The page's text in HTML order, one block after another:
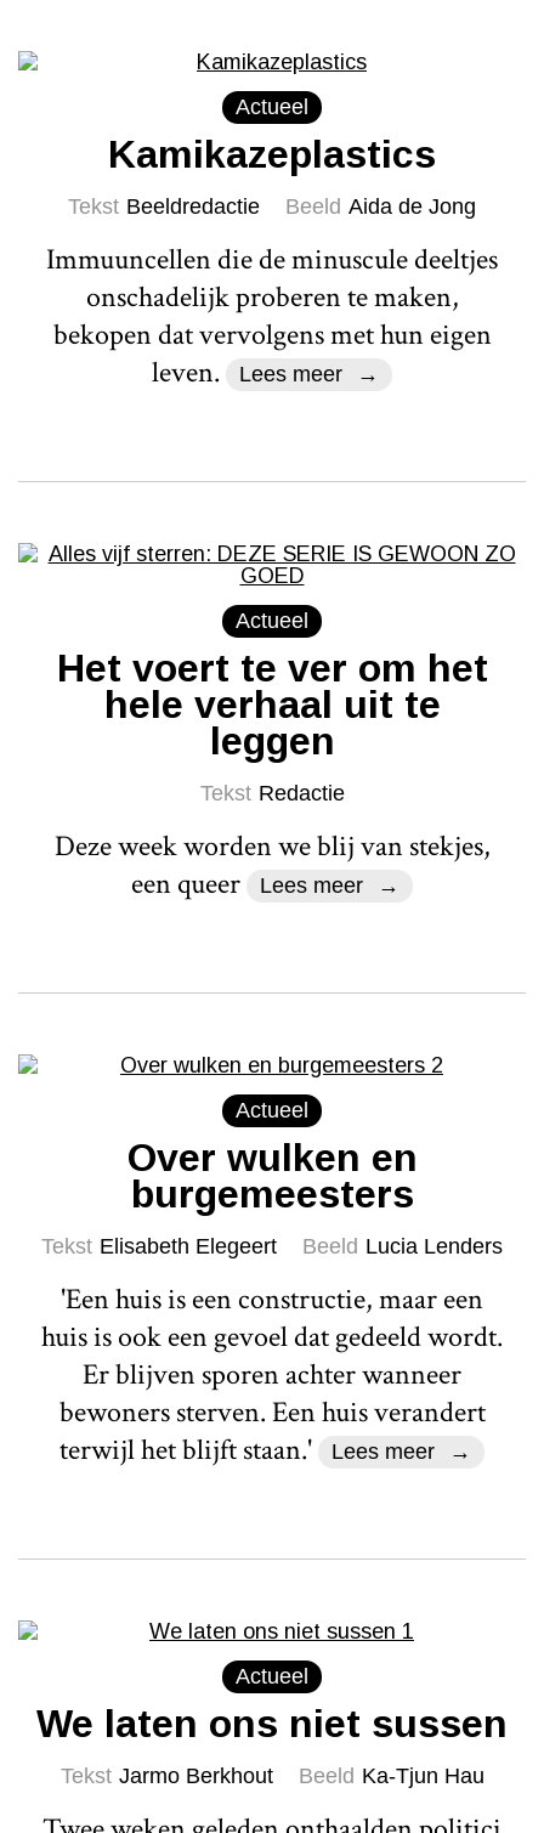
Actueel
Kamikazeplastics
Tekst Beeldredactie Beeld Aida de Jong
Immuuncellen die de minuscule deeltjes
onschadelijk proberen te maken,
bekopen dat vervolgens met hun eigen
leven.
Lees meer
Actueel
Het voert te ver om het
hele verhaal uit te
leggen
Tekst Redactie
Deze week worden we blij van stekjes,
een queer
Lees meer
Actueel
Over wulken en
burgemeesters
Tekst Elisabeth Elegeert Beeld Lucia Lenders
'Een huis is een constructie, maar een
huis is ook een gevoel dat gedeeld wordt.
Er blijven sporen achter wanneer
bewoners sterven. Een huis verandert
terwijl het blijft staan.'
Lees meer
Actueel
We laten ons niet sussen
Tekst Jarmo Berkhout Beeld Ka-Tjun Hau